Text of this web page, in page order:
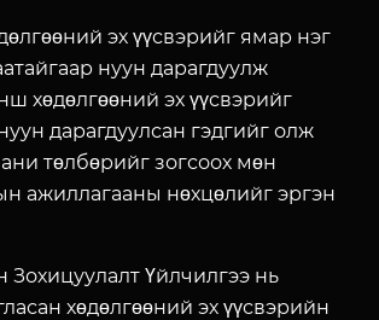
эх үүсвэрийг ямар нэг
нуун дарагдуулж
хөдөлгөөний эх үүсвэрийг
дарагдуулсан гэдгийг олж
төлбөрийг зогсоох мөн
ажиллагааны нөхцөлийг эргэн
Зохицуулалт Үйлчилгээ нь
хөдөлгөөний эх үүсвэрийн